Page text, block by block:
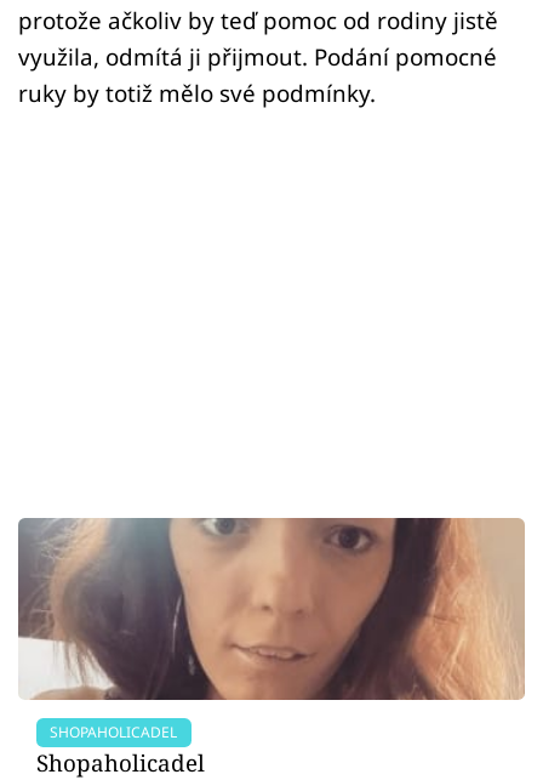
protože ačkoliv by teď pomoc od rodiny jistě
využila, odmítá ji přijmout. Podání pomocné
ruky by totiž mělo své podmínky.
SHOPAHOLICADEL
Shopaholicadel